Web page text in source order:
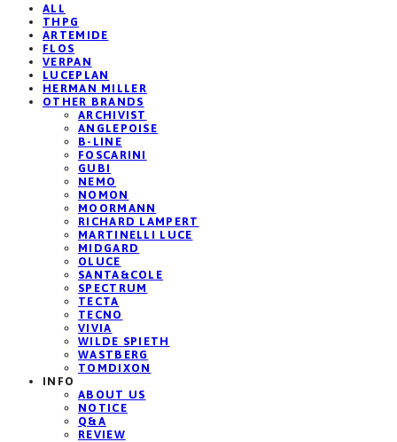
ALL
THPG
ARTEMIDE
FLOS
VERPAN
LUCEPLAN
HERMAN MILLER
OTHER BRANDS
ARCHIVIST
ANGLEPOISE
B-LINE
FOSCARINI
GUBI
NEMO
NOMON
MOORMANN
RICHARD LAMPERT
MARTINELLI LUCE
MIDGARD
OLUCE
SANTA&COLE
SPECTRUM
TECTA
TECNO
VIVIA
WILDE SPIETH
WASTBERG
TOMDIXON
INFO
ABOUT US
NOTICE
Q&A
REVIEW